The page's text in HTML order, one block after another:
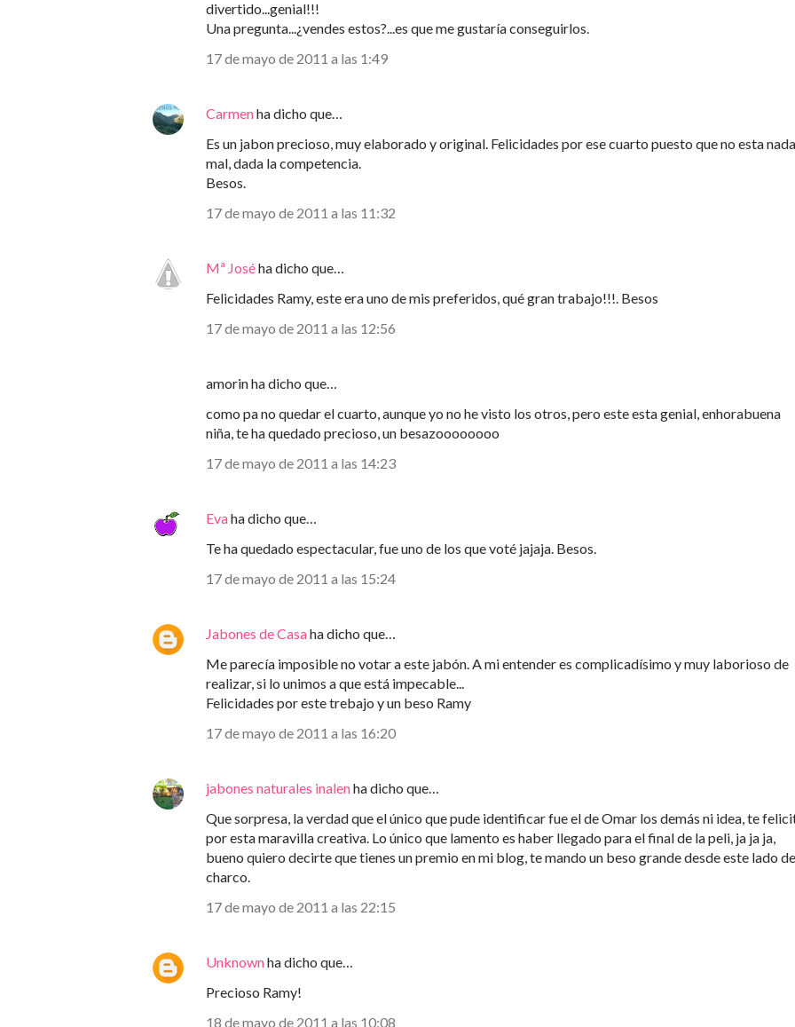
divertido...genial!!!
Una pregunta...¿vendes estos?...es que me gustaría conseguirlos.
17 de mayo de 2011 a las 1:49
Carmenha dicho que…
Es un jabon precioso, muy elaborado y original. Felicidades por ese cuarto puesto que no esta nada
mal, dada la competencia.
Besos.
17 de mayo de 2011 a las 11:32
Mª Joséha dicho que…
Felicidades Ramy, este era uno de mis preferidos, qué gran trabajo!!!. Besos
17 de mayo de 2011 a las 12:56
amorin ha dicho que…
como pa no quedar el cuarto, aunque yo no he visto los otros, pero este esta genial, enhorabuena
niña, te ha quedado precioso, un besazoooooooo
17 de mayo de 2011 a las 14:23
Evaha dicho que…
Te ha quedado espectacular, fue uno de los que voté jajaja. Besos.
17 de mayo de 2011 a las 15:24
Jabones de Casaha dicho que…
Me parecía imposible no votar a este jabón. A mi entender es complicadísimo y muy laborioso de
realizar, si lo unimos a que está impecable...
Felicidades por este trebajo y un beso Ramy
17 de mayo de 2011 a las 16:20
jabones naturales inalenha dicho que…
Que sorpresa, la verdad que el único que pude identificar fue el de Omar los demás ni idea, te
por esta maravilla creativa. Lo único que lamento es haber llegado para el final de la peli, ja ja ja,
bueno quiero decirte que tienes un premio en mi blog, te mando un beso grande desde este lado
charco.
17 de mayo de 2011 a las 22:15
Unknownha dicho que…
Precioso Ramy!
18 de mayo de 2011 a las 10:08